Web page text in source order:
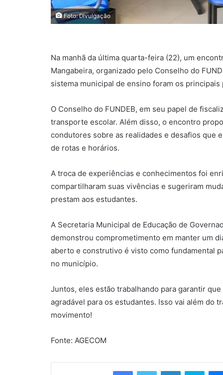
Foto: Divulgação
Na manhã da última quarta-feira (22), um
Mangabeira, organizado pelo Conselho do
sistema municipal de ensino foram os
O Conselho do FUNDEB, em seu papel de
transporte escolar. Além disso, o encontro
condutores sobre as realidades e desafios que
de rotas e horários.
A troca de experiências e conhecimentos foi
compartilharam suas vivências e sugeriram
prestam aos estudantes.
A Secretaria Municipal de Educação de
demonstrou comprometimento em manter um
aberto e construtivo é visto como fundamental
no município.
Juntos, eles estão trabalhando para garantir
agradável para os estudantes. Isso vai além do
movimento!
Fonte: AGECOM
FacebookTwitter LinkedinSkype